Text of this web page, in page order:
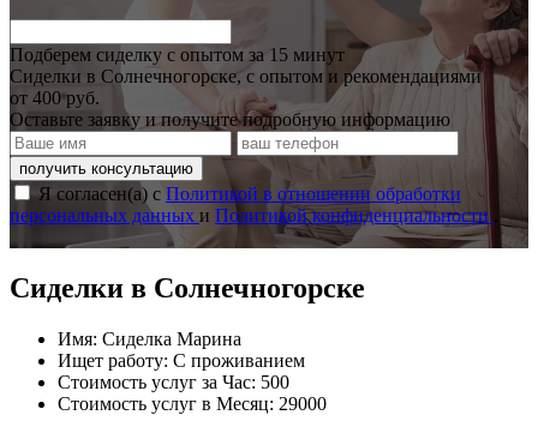
Подберем сиделку с опытом за 15 минут
Сиделки в Солнечногорске, с опытом и рекомендациями
от 400 руб.
Оставьте заявку и получите подробную информацию
получить консультацию
Я согласен(а) с Политикой в отношении обработки
персональных данных и Политикой конфиденциальности
Сиделки в Солнечногорске
Имя: Сиделка Марина
Ищет работу: С проживанием
Стоимость услуг за Час: 500
Стоимость услуг в Месяц: 29000